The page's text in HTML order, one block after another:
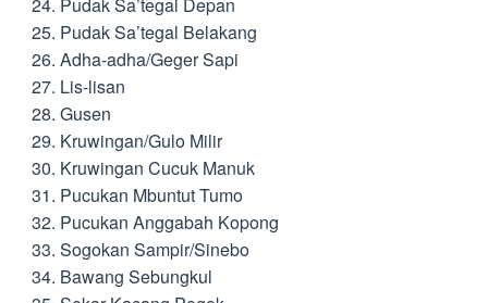
Pudak Sa’tegal Belakang
Adha-adha/Geger Sapi
Lis-lisan
Gusen
Kruwingan/Gulo Milir
Kruwingan Cucuk Manuk
Pucukan Mbuntut Tumo
Pucukan Anggabah Kopong
Sogokan Sampir/Sinebo
Bawang Sebungkul